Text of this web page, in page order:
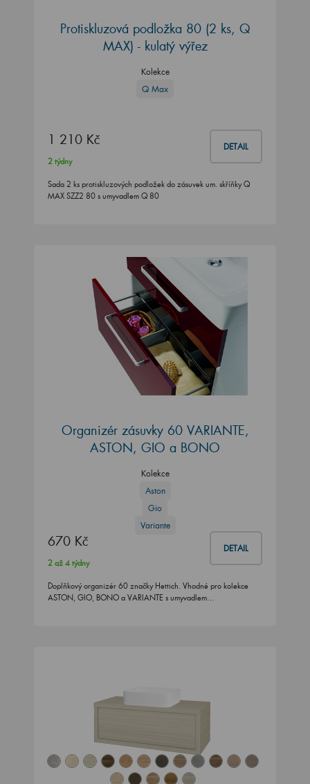
Protiskluzová podložka 80 (2 ks, Q
MAX) - kulatý výřez
Kolekce
Q Max
1 210 Kč DETAIL
2 týdny
Sada 2 ks protiskluzových podložek do zásuvek um. skříňky Q
MAX SZZ2 80 s umyvadlem Q 80
Organizér zásuvky 60 VARIANTE,
ASTON, GIO a BONO
Kolekce
Aston
Gio
Variante
670 Kč DETAIL
2 až 4 týdny
Doplňkový organizér 60 značky Hettich. Vhodné pro kolekce
ASTON, GIO, BONO a VARIANTE s umyvadlem…